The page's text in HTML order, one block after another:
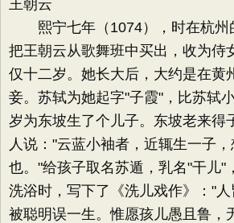
王朝云
熙宁七年（1074），时在杭州
把王朝云从歌舞班中买出，收为侍
仅十二岁。她长大后，大约是在黄
妾。苏轼为她起字"子霞"，比苏轼
岁为东坡生了个儿子。东坡老来得
人说："云蓝小袖者，近辄生一子
也。"给孩子取名苏遁，乳名"干儿"
洗浴时，写下了《洗儿戏作》："
被聪明误一生。惟愿孩儿愚且鲁，